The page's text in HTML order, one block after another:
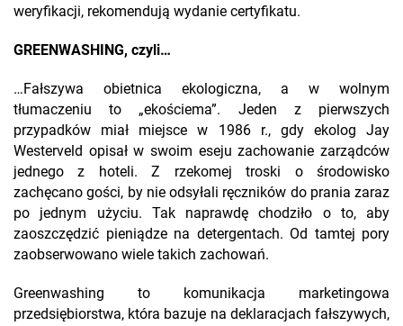
weryfikacji, rekomendują wydanie certyfikatu.
GREENWASHING, czyli…
…Fałszywa obietnica ekologiczna, a w wolnym
tłumaczeniu to „ekościema”. Jeden z pierwszych
przypadków miał miejsce w 1986 r., gdy ekolog Jay
Westerveld opisał w swoim eseju zachowanie zarządców
jednego z hoteli. Z rzekomej troski o środowisko
zachęcano gości, by nie odsyłali ręczników do prania zaraz
po jednym użyciu. Tak naprawdę chodziło o to, aby
zaoszczędzić pieniądze na detergentach. Od tamtej pory
zaobserwowano wiele takich zachowań.
Greenwashing to komunikacja marketingowa
przedsiębiorstwa, która bazuje na deklaracjach fałszywych,